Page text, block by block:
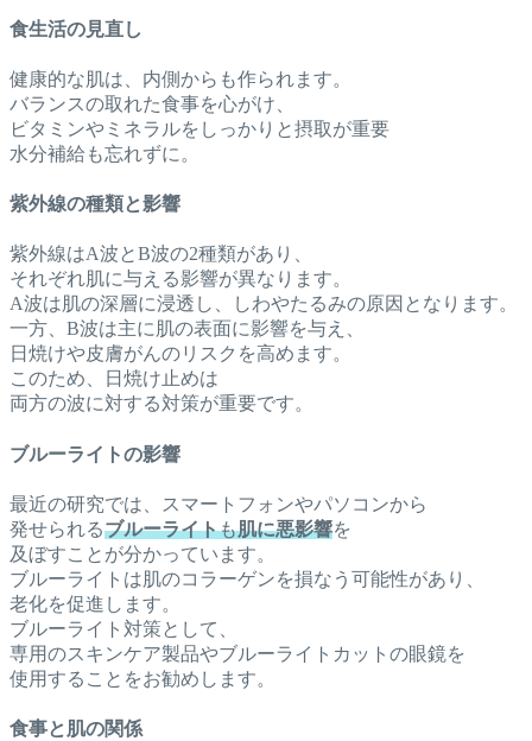
食生活の見直し
健康的な肌は、内側からも作られます。
バランスの取れた食事を心がけ、
ビタミンやミネラルをしっかりと摂取が重要
水分補給も忘れずに。
紫外線の種類と影響
紫外線はA波とB波の2種類があり、
それぞれ肌に与える影響が異なります。
A波は肌の深層に浸透し、しわやたるみの原因となります。
一方、B波は主に肌の表面に影響を与え、
日焼けや皮膚がんのリスクを高めます。
このため、日焼け止めは
両方の波に対する対策が重要です。
ブルーライトの影響
最近の研究では、スマートフォンやパソコンから
発せられるブルーライトも肌に悪影響を
及ぼすことが分かっています。
ブルーライトは肌のコラーゲンを損なう可能性があり、
老化を促進します。
ブルーライト対策として、
専用のスキンケア製品やブルーライトカットの眼鏡を
使用することをお勧めします。
食事と肌の関係